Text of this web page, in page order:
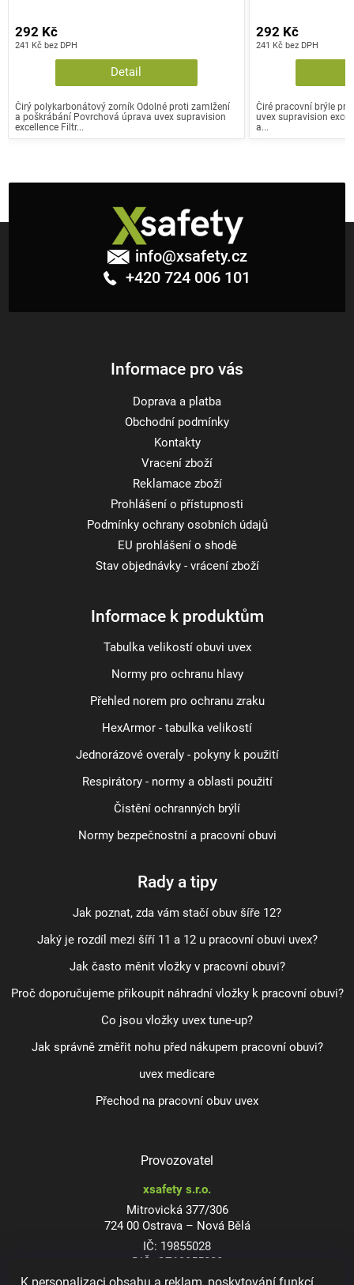
241 Kč bez DPH
292 Kč
Detail
Čirý polykarbonátový zorník Odolné proti zamlžení
a poškrábání Povrchová úprava uvex supravision
excellence Filtr...
241 Kč bez DPH
292 Kč
Čiré pracovní brýle
uvex supravision
a...
info@xsafety.cz
+420 724 006 101
Informace pro vás
Doprava a platba
Obchodní podmínky
Kontakty
Vracení zboží
Reklamace zboží
Prohlášení o přístupnosti
Podmínky ochrany osobních údajů
EU prohlášení o shodě
Stav objednávky - vrácení zboží
Informace k produktům
Tabulka velikostí obuvi uvex
Normy pro ochranu hlavy
Přehled norem pro ochranu zraku
HexArmor - tabulka velikostí
Jednorázové overaly - pokyny k použití
Respirátory - normy a oblasti použití
Čistění ochranných brýlí
Normy bezpečnostní a pracovní obuvi
Rady a tipy
Jak poznat, zda vám stačí obuv šíře 12?
Jaký je rozdíl mezi šíří 11 a 12 u pracovní obuvi uvex?
Jak často měnit vložky v pracovní obuvi?
Proč doporučujeme přikoupit náhradní vložky k pracovní obuvi?
Co jsou vložky uvex tune-up?
Jak správně změřit nohu před nákupem pracovní obuvi?
uvex medicare
Přechod na pracovní obuv uvex
Provozovatel
xsafety s.r.o.
Mitrovická 377/306
724 00 Ostrava – Nová Bělá
IČ: 19855028
DIČ: CZ19855028